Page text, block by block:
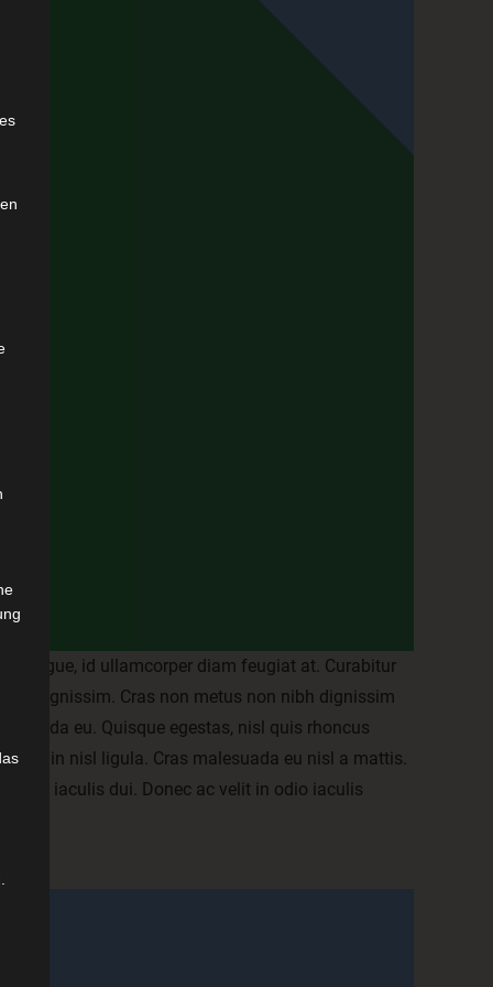
augue, id ullamcorper diam feugiat at. Curabitur
dignissim. Cras non metus non nibh dignissim
eu. Quisque egestas, nisl quis rhoncus
in nisl ligula. Cras malesuada eu nisl a mattis.
non iaculis dui. Donec ac velit in odio iaculis